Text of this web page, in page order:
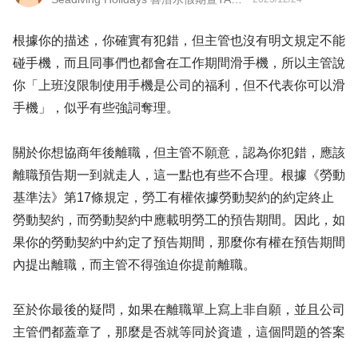
根據你的描述，你確實有犯錯，但主管也沒有明文規定不能
碰手機，而且同事們也都會在工作期間滑手機，所以主管說
你「上班沒限制使用手機是公司的福利，但不代表你可以滑
手機」，似乎有些強詞奪理。
關於你想協商年後離職，但主管不願意，認為你犯錯，應該
離職預告期一到就走人，這一點也有些不合理。根據《勞動
基準法》第17條規定，勞工有權依據勞動契約的約定終止
勞動契約，而勞動契約中應載明勞工的預告期間。因此，如
果你的勞動契約中約定了預告期間，那麼你有權在預告期間
內提出離職，而主管不得強迫你提前離職。
至於你最後的疑問，如果在離職單上寫上非自願，並且公司
主管們都蓋章了，那麼是否就等同於資遣，這個問題的答案